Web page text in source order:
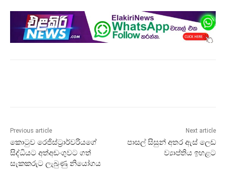
Previous article
කොටුව රෙජිස්ට්‍රාර්වරියගේ
සිද්ධියට අත්අඩංගුවට ගත්
සැකකරුට ලැබුණු නියෝගය
Next article
පාසල් සිසුන් අතර ඇස් ලෙඩ
ව්‍යාප්තිය ඉහළට